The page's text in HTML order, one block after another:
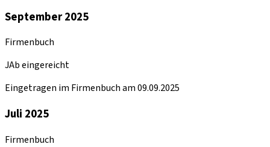
September 2025
Firmenbuch
JAb eingereicht
Eingetragen im Firmenbuch am 09.09.2025
Juli 2025
Firmenbuch